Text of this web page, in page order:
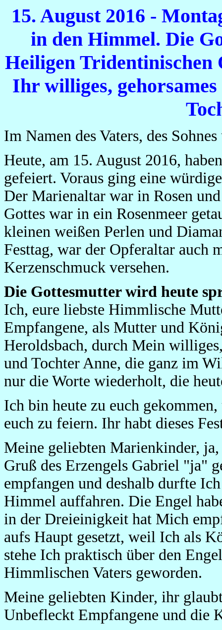
15. August 2016 -
in den Himmel. Die
Heiligen Tridentinischen
Ihr williges,
Im Namen des Vaters, des
Heute, am 15. August 2016,
gefeiert. Voraus ging eine
Der Marienaltar war in Rosen
Gottes war in ein Rosenmeer
kleinen weißen Perlen und
Festtag, war der Opferaltar auch
Kerzenschmuck versehen.
Die Gottesmutter wird heute
Ich, eure liebste Himmlische
Empfangene, als Mutter und
Heroldsbach, durch Mein
und Tochter Anne, die ganz im
nur die Worte wiederholt, die
Ich bin heute zu euch
euch zu feiern. Ihr habt dieses
Meine geliebten Marienkinder,
Gruß des Erzengels Gabriel "ja"
empfangen und deshalb durfte
Himmel auffahren. Die Engel
in der Dreieinigkeit hat Mich
aufs Haupt gesetzt, weil Ich als
stehe Ich praktisch über den
Himmlischen Vaters geworden.
Meine geliebten Kinder, ihr
Unbefleckt Empfangene und die